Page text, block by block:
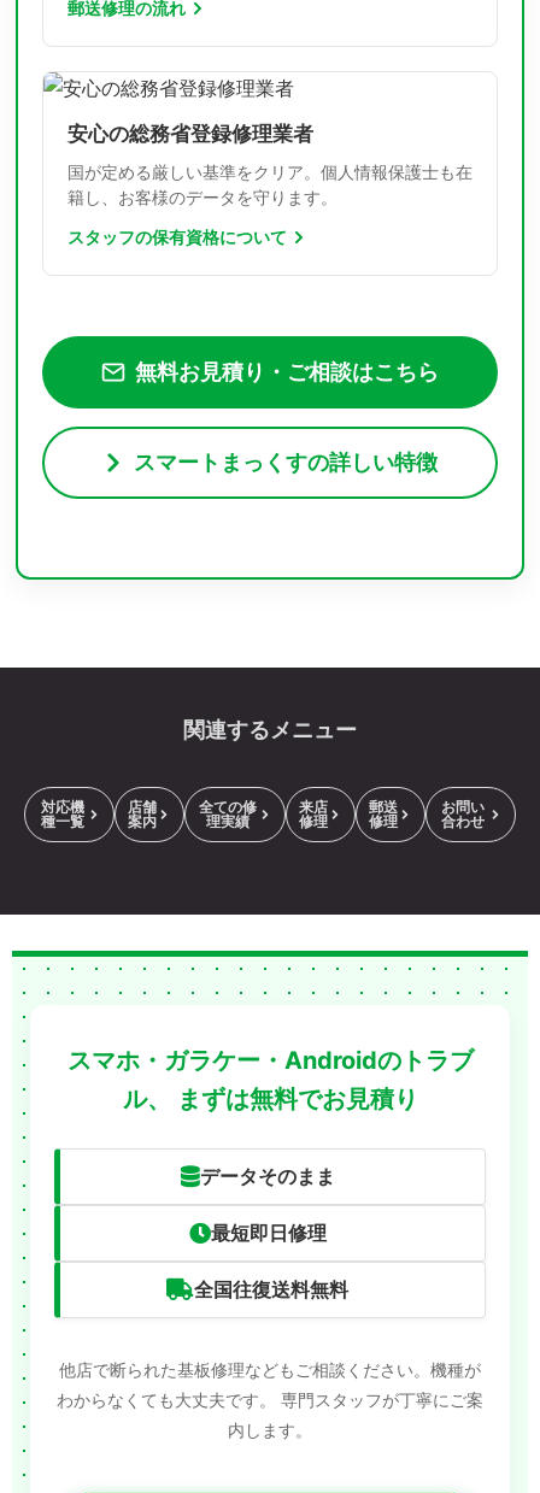
郵送修理の流れ
安心の総務省登録修理業者
国が定める厳しい基準をクリア。個人情報保護士も在
籍し、お客様のデータを守ります。
スタッフの保有資格について
無料お見積り・ご相談はこちら
スマートまっくすの詳しい特徴
関連するメニュー
対応機
種一覧
店舗
案内
全ての修
理実績
来店
修理
郵送
修理
お問い
合わせ
スマホ・ガラケー・Androidのトラブ
ル、
まずは無料でお見積り
データそのまま
最短即日修理
全国往復送料無料
他店で断られた基板修理などもご相談ください。機種が
わからなくても大丈夫です。
専門スタッフが丁寧にご案
内します。